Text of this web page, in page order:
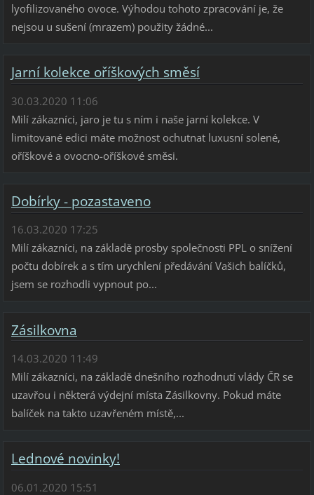
lyofilizovaného ovoce. Výhodou tohoto zpracování je, že
nejsou u sušení (mrazem) použity žádné...
Jarní kolekce oříškových směsí
30.03.2020 11:06
Milí zákazníci, jaro je tu s ním i naše jarní kolekce. V
limitované edici máte možnost ochutnat luxusní solené,
oříškové a ovocno-oříškové směsi.
Dobírky - pozastaveno
16.03.2020 17:25
Milí zákazníci, na základě prosby společnosti PPL o snížení
počtu dobírek a s tím urychlení předávání Vašich balíčků,
jsem se rozhodli vypnout po...
Zásilkovna
14.03.2020 11:49
Milí zákazníci, na základě dnešního rozhodnutí vlády ČR se
uzavřou i některá výdejní místa Zásilkovny. Pokud máte
balíček na takto uzavřeném místě,...
Lednové novinky!
06.01.2020 15:51